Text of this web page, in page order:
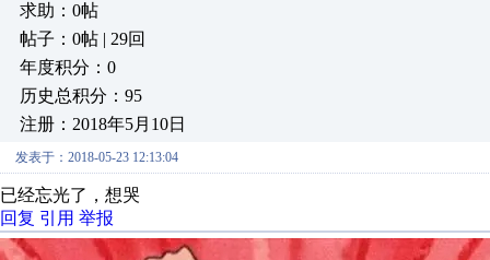
求助：0帖
帖子：0帖 | 29回
年度积分：0
历史总积分：95
注册：2018年5月10日
发表于：2018-05-23 12:13:04
已经忘光了，想哭
回复 引用 举报